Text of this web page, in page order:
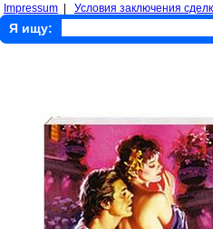
Impressum Условия заключения
Я ищу: